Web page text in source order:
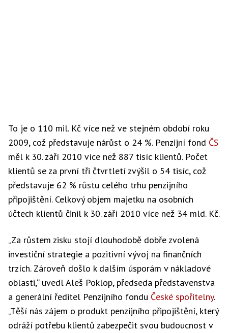
To je o 110 mil. Kč více než ve stejném období roku
2009, což představuje nárůst o 24 %. Penzijní fond ČS
měl k 30. září 2010 více než 887 tisíc klientů. Počet
klientů se za první tři čtvrtletí zvýšil o 54 tisíc, což
představuje 62 % růstu celého trhu penzijního
připojištění. Celkový objem majetku na osobních
účtech klientů činil k 30. září 2010 více než 34 mld. Kč.
„Za růstem zisku stojí dlouhodobě dobře zvolená
investiční strategie a pozitivní vývoj na finančních
trzích. Zároveň došlo k dalším úsporám v nákladové
oblasti,“ uvedl Aleš Poklop, předseda představenstva
a generální ředitel Penzijního fondu České spořitelny.
„Těší nás zájem o produkt penzijního připojištění, který
odráží potřebu klientů zabezpečit svou budoucnost v